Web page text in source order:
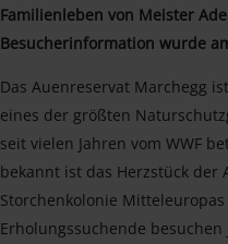
Familienleben von Meister
Besucherinformation wurde
Das Auenreservat Marchegg
eines der größten
seit vielen Jahren vom WWF
bekannt ist das Herzstück
Storchenkolonie
Erholungssuchende